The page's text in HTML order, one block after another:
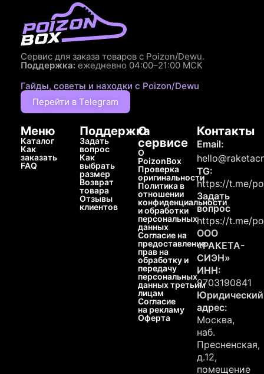
Сервис для заказа товаров с Poizon/Dewu.
Поддержка: ежедневно 04:00–21:00 МСК
Гайды, советы и находки с Poizon/Dewu
Перейти в Telegram
Меню
Каталог
Как
заказать
FAQ
Поддержка
Задать
вопрос
Как
выбрать
размер
Возврат
товара
Отзывы
клиентов
О
сервисе
О
PoizonBox
Проверка
оригинальности
Политика в
отношении
конфиденциальности
и обработки
персональных
данных
Согласие на
предоставление
прав на
обработку и
передачу
персональных
данных третьим
лицам
Согласие
на рекламу
Оферта
Контакты
Email:
TG:
https://t.me/
Задать
вопрос
https://t.me/
ООО
«РАКЕТА-
СИЭН»
ИНН:
9703190841
Юридический
адрес:
Москва,
наб.
Пресненская,
д.12,
помещение